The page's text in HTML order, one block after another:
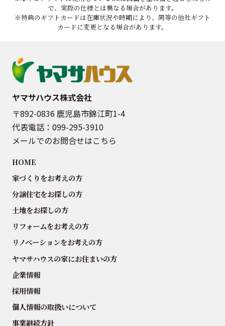
で、実際の仕様とは異なる場合があります。
※特典のギフトカードは在庫状況や時期により、同等の他社ギフト
カードに変更となる場合があります。
ヤマサハウス株式会社
〒892-0836 鹿児島市錦江町1-4
代表電話： 099-295-3910
メールでのお問合せはこちら
HOME
家づくりをお考えの方
分譲住宅をお探しの方
土地をお探しの方
リフォームをお考えの方
リノベーションをお考えの方
ヤマサハウスの家にお住まいの方
企業情報
採用情報
個人情報の取扱いについて
事業継続方針